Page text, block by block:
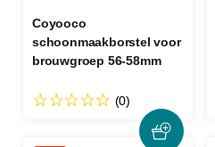
Coyooco
schoonmaakborstel voor
brouwgroep 56-58mm
(0)